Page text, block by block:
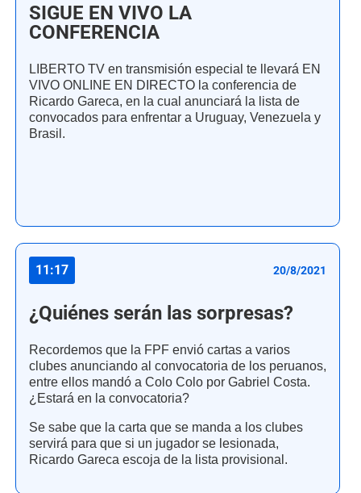
SIGUE EN VIVO LA
CONFERENCIA
LIBERTO TV en transmisión especial te llevará EN
VIVO ONLINE EN DIRECTO la conferencia de
Ricardo Gareca, en la cual anunciará la lista de
convocados para enfrentar a Uruguay, Venezuela y
Brasil.
11:17 20/8/2021
¿Quiénes serán las sorpresas?
Recordemos que la FPF envió cartas a varios
clubes anunciando al convocatoria de los peruanos,
entre ellos mandó a Colo Colo por Gabriel Costa.
¿Estará en la convocatoria?
Se sabe que la carta que se manda a los clubes
servirá para que si un jugador se lesionada,
Ricardo Gareca escoja de la lista provisional.